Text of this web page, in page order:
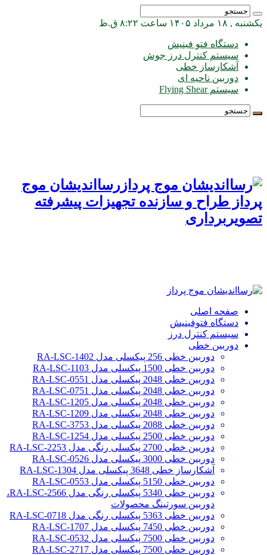
یکشنبه , ۱۸ مرداد ۱۴۰۵ ساعت ۸:۲۲ ق.ظ
دستگاه فتو فینیش
سیستم کنترل درز جوش
آشکارساز خطی
دوربین ناحیه ای
سیستم Flying Shear
رسااندیشان موج
پرداز طراح و سازنده تجهیزات پیشرفته
تصویربرداری
صفحه اصلی
دستگاه فتوفینیش
سیستم کنترل درز
دوربین خطی
دوربین خطی 256 پیکسلی مدل RA-LSC-1402
دوربین خطی 1500 پیکسلی مدل RA-LSC-1103
دوربین خطی 2048 پیکسلی مدل RA-LSC-0551
دوربین خطی 2048 پیکسلی مدل RA-LSC-0751
دوربین خطی 2048 پیکسلی مدل RA-LSC-1205
دوربین خطی 2048 پیکسلی مدل RA-LSC-1209
دوربین خطی 2088 پیکسلی مدل RA-LSC-3753
دوربین خطی 2500 پیکسلی مدل RA-LSC-1254
دوربین خطی 2700 پیکسلی رنگی مدل RA-LSC-2253
دوربین خطی 3000 پیکسلی مدل RA-LSC-0526
آشکارساز خطی 3648 پیکسلی مدل RA-LSC-1304
دوربین خطی 5150 پیکسلی مدل RA-LSC-0553
دوربین خطی 5340 پیکسلی رنگی مدل RA-LSC-2566،
دوربین سورتینگ محصولات
دوربین خطی 5363 پیکسلی رنگی مدل RA-LSC-0718
دوربین خطی 7450 پیکسلی مدل RA-LSC-1707
دوربین خطی 7500 پیکسلی مدل RA-LSC-0532
دوربین خطی 7500 پیکسلی مدل RA-LSC-2717